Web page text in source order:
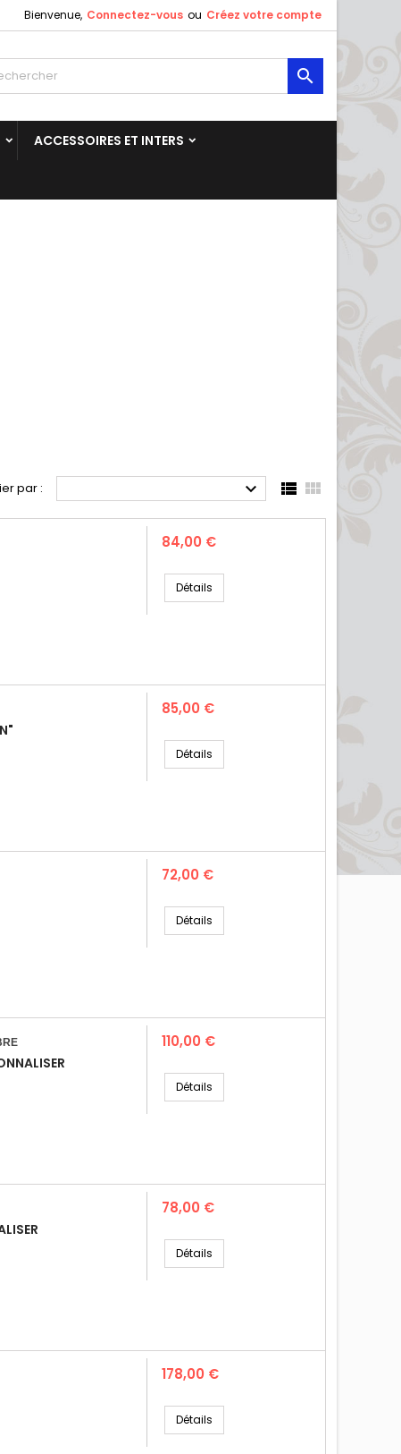
Bienvenue, Connectez-vous ou Créez votre compte

ACCESSOIRES ET INTERS
par :   
Prix
84,00 €
Détails
Prix
85,00 €
Détails
Prix
72,00 €
Détails
Prix
110,00 €
Détails
Prix
78,00 €
Détails
Prix
178,00 €
Détails